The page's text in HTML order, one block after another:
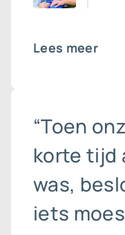
Lees meer
“Toen
korte tijd
was,
iets